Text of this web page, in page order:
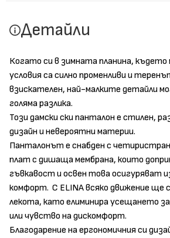
Детайли
Когато си в зимната планина,
условия са силно променливи и
взискателен, най-малките детайли
голяма разлика.
Този дамски ски панталон е стилен,
дизайн и невероятни материи.
Панталонът е снабден с
плат с дишаща мембрана, които
гъвкавост и освен това осигуряват
комфорт. С ELINA всяко движение ще
лекота, като елиминира усещането
или чувство на дискомфорт.
Благодарение на ергономичния си